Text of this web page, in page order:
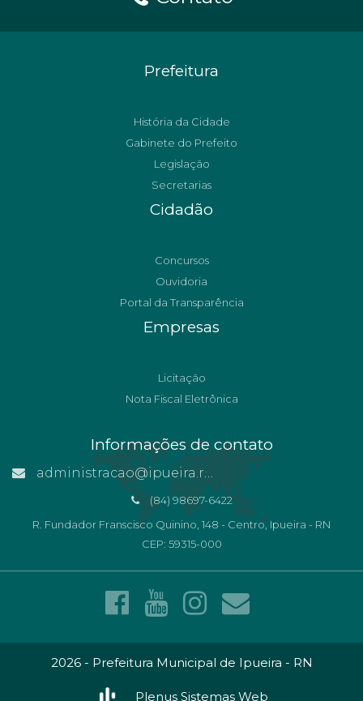
Prefeitura
História da Cidade
Gabinete do Prefeito
Legislação
Secretarias
Cidadão
Concursos
Ouvidoria
Portal da Transparência
Empresas
Licitação
Nota Fiscal Eletrônica
Informações de contato
administracao@ipueira.rn.gov.br
(84) 98697-6422
R. Fundador Franscisco Quinino, 148 - Centro, Ipueira - RN
CEP: 59315-000
2026 - Prefeitura Municipal de Ipueira - RN
Plenus Sistemas Web